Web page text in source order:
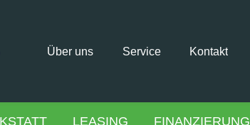
Über uns Service Kontakt
LEASING FINANZIERUNG